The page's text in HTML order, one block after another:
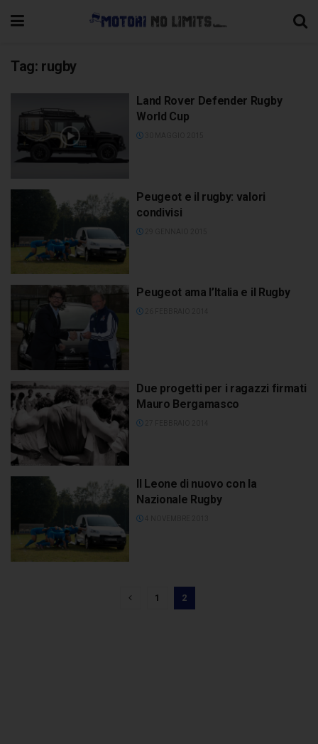
Tag: rugby
Land Rover Defender Rugby
World Cup
Peugeot e il rugby: valori
condivisi
Peugeot ama l’Italia e il Rugby
Due progetti per i ragazzi firmati
Mauro Bergamasco
Il Leone di nuovo con la
Nazionale Rugby
1 2